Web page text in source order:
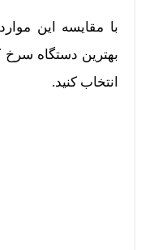
با مقایسه این
بهترین دستگاه سرخ
انتخاب کنید.